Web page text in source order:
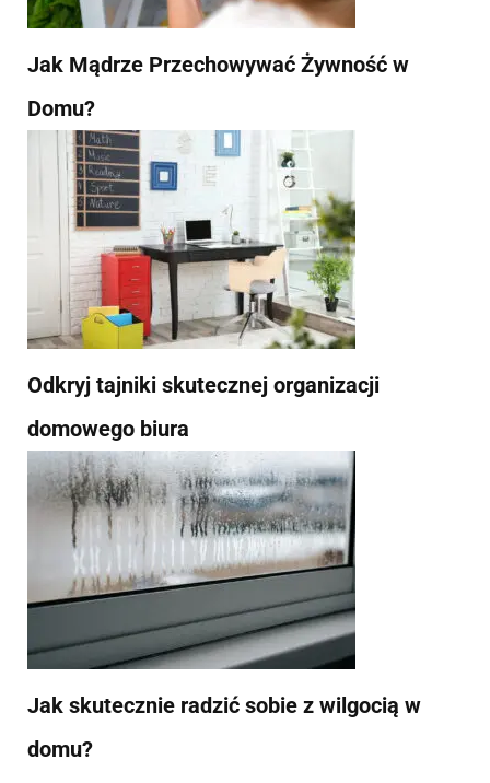
Jak Mądrze Przechowywać Żywność w
Domu?
Odkryj tajniki skutecznej organizacji
domowego biura
Jak skutecznie radzić sobie z wilgocią w
domu?